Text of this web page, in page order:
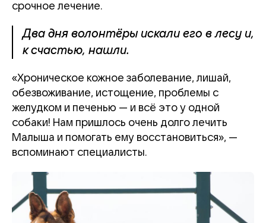
срочное лечение.
Два дня волонтёры искали его в лесу и,
к счастью, нашли.
«Хроническое кожное заболевание, лишай,
обезвоживание, истощение, проблемы с
желудком и печенью — и всё это у одной
собаки! Нам пришлось очень долго лечить
Малыша и помогать ему восстановиться», —
вспоминают специалисты.